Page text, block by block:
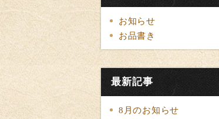
お知らせ
お品書き
最新記事
8月のお知らせ